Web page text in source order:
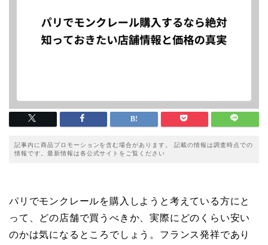
記事内に商品プロモーションを含む場合があります。 記載の情報は調査時点での
情報です。最新情報は各公式サイトをご覧ください
パリでモンクレールを購入しようと考えている方にと
って、どの店舗で買うべきか、実際にどのくらい安い
のかは気になるところでしょう。フランス発祥であり